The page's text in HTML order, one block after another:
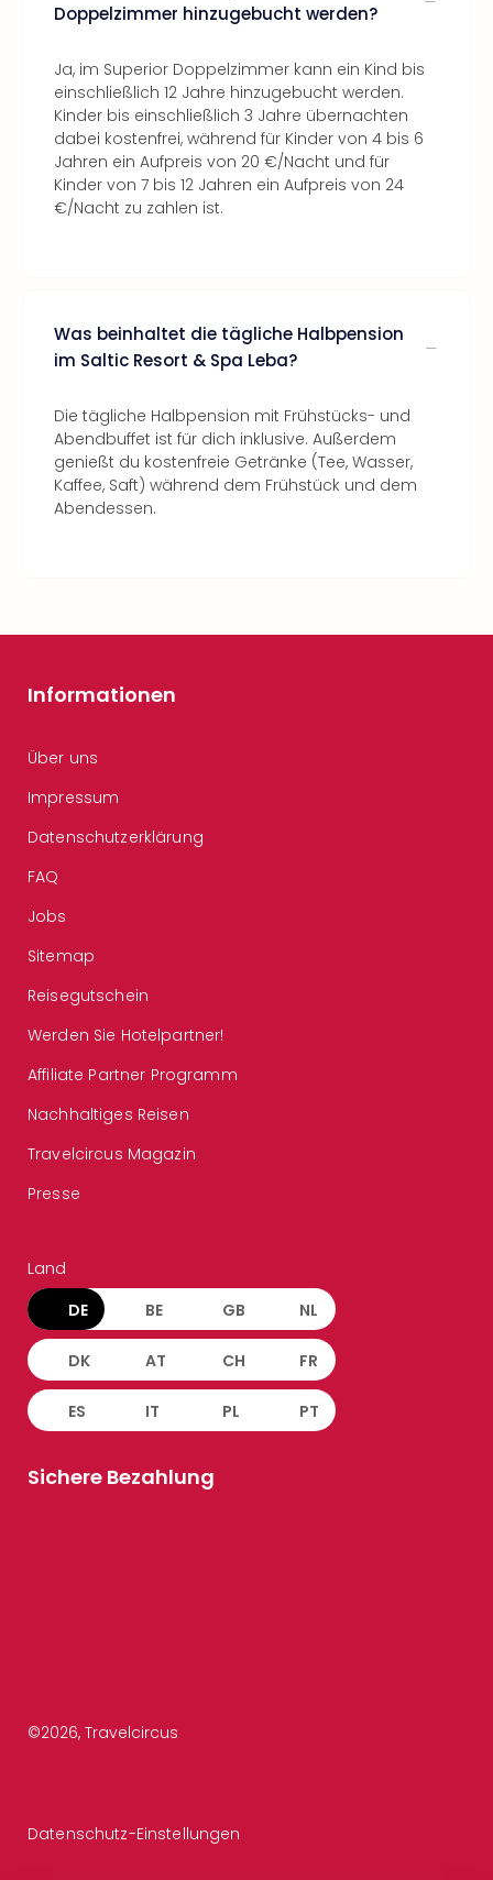
Doppelzimmer hinzugebucht werden?
Ja, im Superior Doppelzimmer kann ein Kind bis
einschließlich 12 Jahre hinzugebucht werden.
Kinder bis einschließlich 3 Jahre übernachten
dabei kostenfrei, während für Kinder von 4 bis 6
Jahren ein Aufpreis von 20 €/Nacht und für
Kinder von 7 bis 12 Jahren ein Aufpreis von 24
€/Nacht zu zahlen ist.
Was beinhaltet die tägliche Halbpension
im Saltic Resort & Spa Leba?
Die tägliche Halbpension mit Frühstücks- und
Abendbuffet ist für dich inklusive. Außerdem
genießt du kostenfreie Getränke (Tee, Wasser,
Kaffee, Saft) während dem Frühstück und dem
Abendessen.
Informationen
Über uns
Impressum
Datenschutzerklärung
FAQ
Jobs
Sitemap
Reisegutschein
Werden Sie Hotelpartner!
Affiliate Partner Programm
Nachhaltiges Reisen
Travelcircus Magazin
Presse
Land
DE BE GB NL
DK AT CH FR
ES IT PL PT
Sichere Bezahlung
©2026, Travelcircus
Datenschutz-Einstellungen